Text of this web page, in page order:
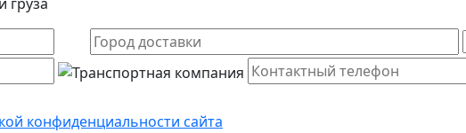
груза
конфиденциальности сайта